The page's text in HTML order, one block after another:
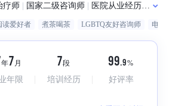
疗师 | 国家二级咨询师 | 医院从业经历|持续
读爱好者 煮茶喝茶 LGBTQ友好咨询师 电影
年7 月
年限
7段
培训经历
99.9%
好评率